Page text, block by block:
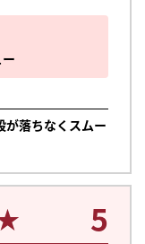
が落ちなくスムー
5